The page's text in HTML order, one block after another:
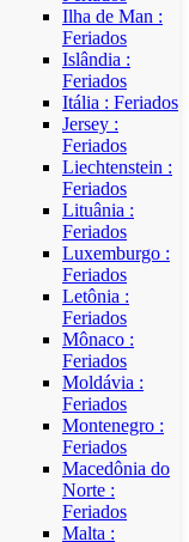
Ilha de Man :
Feriados
Islândia :
Feriados
Itália : Feriados
Jersey :
Feriados
Liechtenstein :
Feriados
Lituânia :
Feriados
Luxemburgo :
Feriados
Letônia :
Feriados
Mônaco :
Feriados
Moldávia :
Feriados
Montenegro :
Feriados
Macedônia do
Norte :
Feriados
Malta :